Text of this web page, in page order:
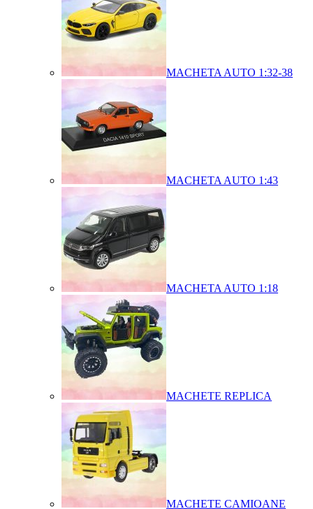
MACHETA AUTO 1:32-38
MACHETA AUTO 1:43
MACHETA AUTO 1:18
MACHETE REPLICA
MACHETE CAMIOANE